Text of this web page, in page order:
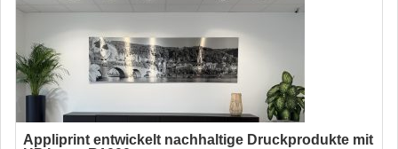
Appliprint entwickelt nachhaltige Druckprodukte mit